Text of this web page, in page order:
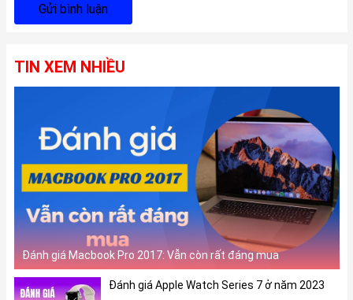
Gửi bình luận
TIN XEM NHIỀU
Đánh giá Macbook Pro 2017: Vẫn còn rất đáng mua
Đánh giá Apple Watch Series 7 ở năm 2023